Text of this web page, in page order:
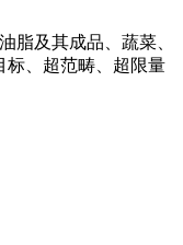
及其成品、蔬菜、
标、超范畴、超限量